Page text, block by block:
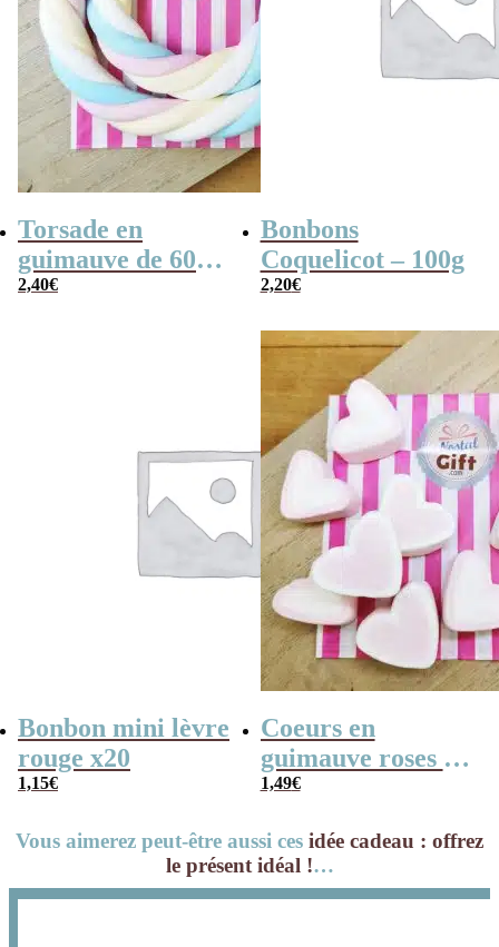
Torsade en
guimauve de 60
cm – Cable de
2,40€
Bonbons
Coquelicot – 100g
2,20€
Bonbon mini lèvre
rouge x20
1,15€
Coeurs en
guimauve roses et
blancs x 10
1,49€
Vous aimerez peut-être aussi ces idée cadeau : offrez
le présent idéal !…